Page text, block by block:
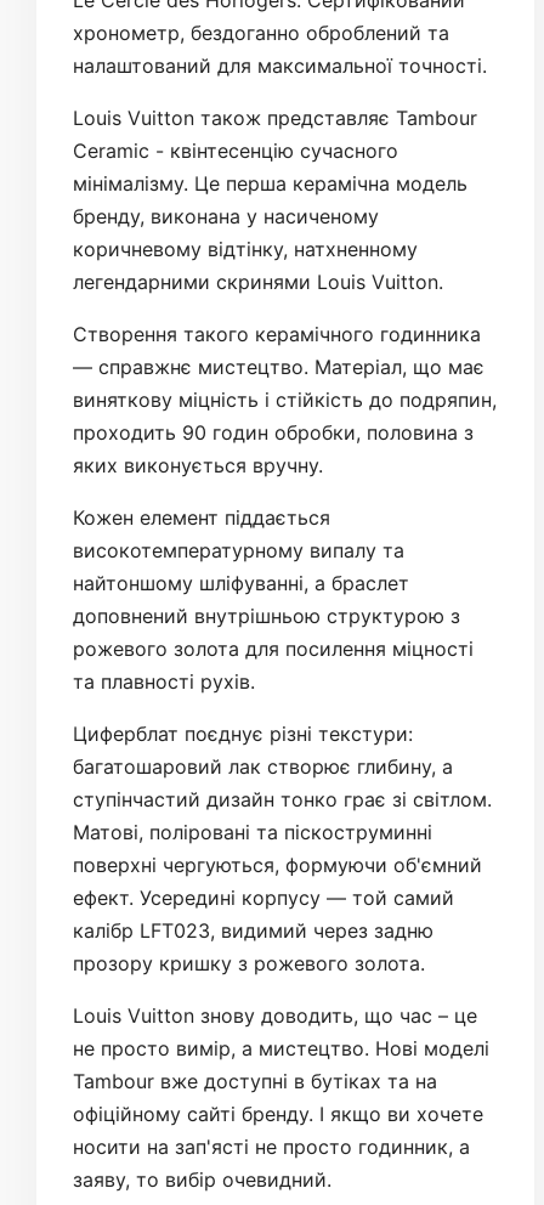
хронометр, бездоганно оброблений та
налаштований для максимальної точності.
Louis Vuitton також представляє Tambour
Ceramic - квінтесенцію сучасного
мінімалізму. Це перша керамічна модель
бренду, виконана у насиченому
коричневому відтінку, натхненному
легендарними скринями Louis Vuitton.
Створення такого керамічного годинника
— справжнє мистецтво. Матеріал, що має
виняткову міцність і стійкість до подряпин,
проходить 90 годин обробки, половина з
яких виконується вручну.
Кожен елемент піддається
високотемпературному випалу та
найтоншому шліфуванні, а браслет
доповнений внутрішньою структурою з
рожевого золота для посилення міцності
та плавності рухів.
Циферблат поєднує різні текстури:
багатошаровий лак створює глибину, а
ступінчастий дизайн тонко грає зі світлом.
Матові, поліровані та піскоструминні
поверхні чергуються, формуючи об'ємний
ефект. Усередині корпусу — той самий
калібр LFT023, видимий через задню
прозору кришку з рожевого золота.
Louis Vuitton знову доводить, що час – це
не просто вимір, а мистецтво. Нові моделі
Tambour вже доступні в бутіках та на
офіційному сайті бренду. І якщо ви хочете
носити на зап'ясті не просто годинник, а
заяву, то вибір очевидний.